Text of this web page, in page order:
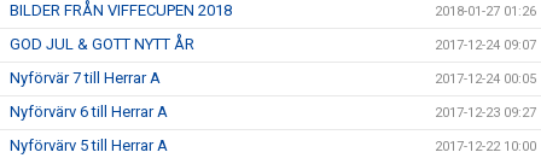
BILDER FRÅN VIFFECUPEN 2018 2018-01-27 01:26
GOD JUL & GOTT NYTT ÅR 2017-12-24 09:07
Nyförvär 7 till Herrar A 2017-12-24 00:05
Nyförvärv 6 till Herrar A 2017-12-23 09:27
Nyförvärv 5 till Herrar A 2017-12-22 10:00